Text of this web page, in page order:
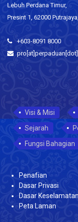
Lebuh Perdana Timur,
Presint 1, 62000
+603-8091 8000
Visi & Misi
Sejarah
Fungsi Bahagian
Penafian
Dasar Privasi
Dasar Keselamatan
Peta Laman